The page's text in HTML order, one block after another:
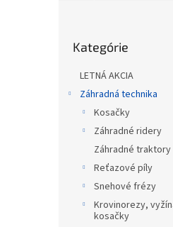
Kategórie
LETNÁ AKCIA
Záhradná technika
Kosačky
Záhradné ridery
Záhradné traktory
Reťazové píly
Snehové frézy
Krovinorezy,
kosačky